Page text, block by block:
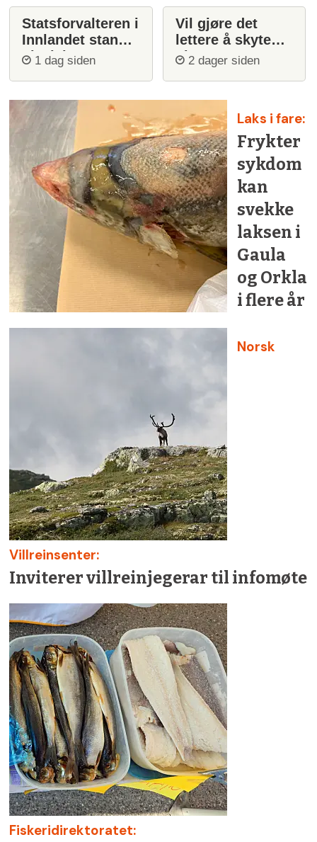
Statsforvalteren i
Innlandet stanser
ulvejakt
1 dag siden
Vil gjøre det
lettere å skyte
ulv2 dager siden
Laks i fare:
Frykter
sykdom
kan
svekke
laksen i
Gaula
og Orkla
i flere år
Norsk
Villreinsenter:
Inviterer villreinjegerar til infomøte
Fiskeridirektoratet: